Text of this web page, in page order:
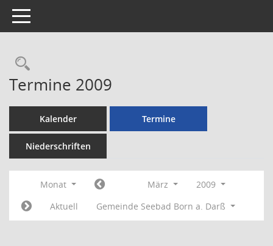
Toggle navigation
Rechercheauswahl
Termine 2009
Kalender Termine
Niederschriften
Monat März
2009
Aktuell
Gemeinde Seebad Born a. Darß